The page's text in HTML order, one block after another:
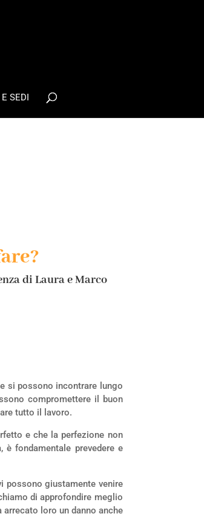
SEDI
di Laura e Marco
si possono incontrare lungo
compromettere il buon
tutto il lavoro.
e che la perfezione non
fondamentale prevedere e
possono giustamente venire
di approfondire meglio
loro un danno anche